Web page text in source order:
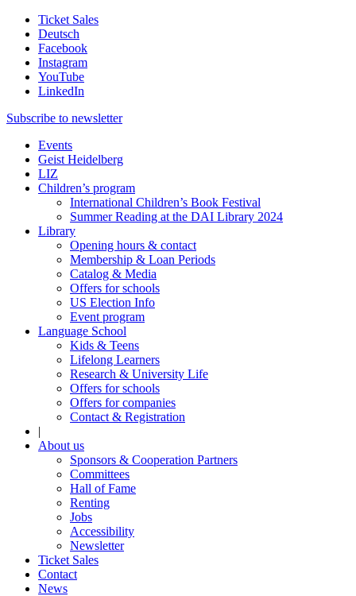
Ticket Sales
Deutsch
Facebook
Instagram
YouTube
LinkedIn
Subscribe to newsletter
Events
Geist Heidelberg
LIZ
Children’s program
International Children’s Book Festival
Summer Reading at the DAI Library 2024
Library
Opening hours & contact
Membership & Loan Periods
Catalog & Media
Offers for schools
US Election Info
Event program
Language School
Kids & Teens
Lifelong Learners
Research & University Life
Offers for schools
Offers for companies
Contact & Registration
|
About us
Sponsors & Cooperation Partners
Committees
Hall of Fame
Renting
Jobs
Accessibility
Newsletter
Ticket Sales
Contact
News